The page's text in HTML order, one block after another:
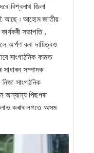
বিশ্বনাথ জিলা
আছে ৷ আহোম জাতীয়
সভাপতি ,
অৰ্পণ কৰা দায়িত্বও
সাংগাঠনিক কামত
সম্পাদক
সাংগঠনিক
অন্যান্য পিছপৰা
লাভ কৰাৰ লগতে অসম